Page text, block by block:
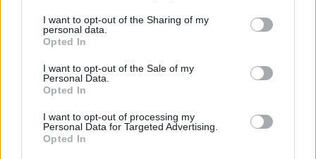
I want to opt-out of the Sharing of my
personal data.
Opted In
I want to opt-out of the Sale of my
Personal Data.
Opted In
I want to opt-out of processing my
Personal Data for Targeted Advertising.
Opted In